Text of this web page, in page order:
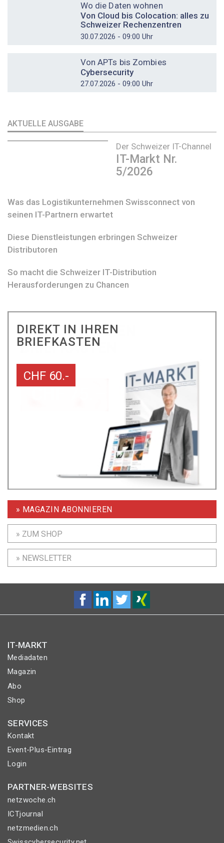
Wo die Daten wohnen
Von Cloud bis Colocation: alles zu
Schweizer Rechenzentren
30.07.2026 - 09:00 Uhr
Von APTs bis Zombies
Cybersecurity
27.07.2026 - 09:00 Uhr
AKTUELLE AUSGABE
Der Schweizer IT-Channel
IT-Markt Nr.
5/2026
Was das Logistikunternehmen Swissconnect von
seinen IT-Partnern erwartet
Diese Dienstleistungen erbringen Schweizer
Distributoren
So macht die Schweizer IT-Distribution
Herausforderungen zu Chancen
DIREKT IN IHREN
BRIEFKASTEN
CHF 60.-
» MAGAZIN ABONNIEREN
» ZUM SHOP
» NEWSLETTER
IT-MARKT
Mediadaten
Magazin
Abo
Shop
SERVICES
Kontakt
Event-Plus-Eintrag
Login
PARTNER-WEBSITES
netzwoche.ch
ICTjournal
netzmedien.ch